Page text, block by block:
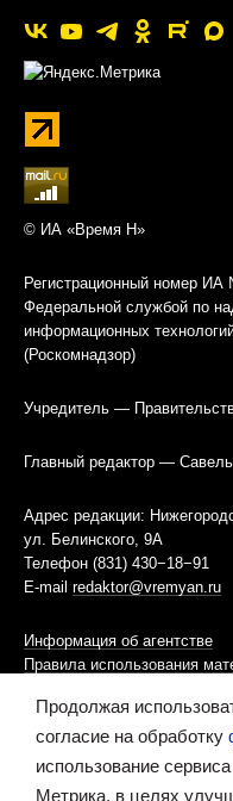
© ИА «Время Н»
Регистрационный номер
Федеральной службой по
информационных
(Роскомнадзор)
Учредитель —
Главный редактор —
Адрес редакции:
ул. Белинского, 9А
Телефон (831) 430−18−91
E-mail redaktor@vremyan.ru
Информация об агентстве
Правила использования
Информационная политика
Ресурс содержит
Продолжая
согласие на обработку
использование
Метрика, в целях